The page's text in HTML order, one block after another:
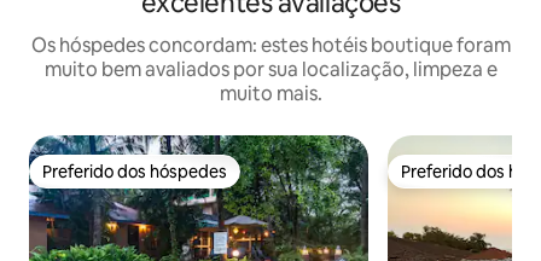
Os hóspedes concordam: estes hotéis boutique foram
muito bem avaliados por sua localização, limpeza e
muito mais.
Preferido dos hóspedes
Preferido dos hóspedes Preferido dos
Preferido dos